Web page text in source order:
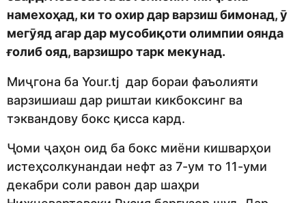
намехоҳад, ки то охир дар варзиш бимонад, ӯ
мегӯяд агар дар мусобиқоти олимпии оянда
ғолиб ояд, варзишро тарк мекунад.
Миҷгона ба Your.tj дар бораи фаъолияти
варзишиаш дар риштаи кикбоксинг ва
тэквандову бокс қисса кард.
Ҷоми ҷаҳон оид ба бокс миёни кишварҳои
истеҳсолкунандаи нефт аз 7-ум то 11-уми
декабри соли равон дар шаҳри